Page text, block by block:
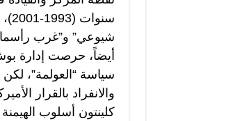
شيوعي” و”غرب
سياسة “العولمة”،
والانفراد بالقرار
كلينتون أسلوب